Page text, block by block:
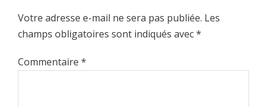
Votre adresse e-mail ne sera pas publiée. Les
champs obligatoires sont indiqués avec*
Commentaire *